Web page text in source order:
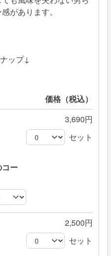
があります。
ップ↓
価格（税込）
コー
3,690円
セット
2,500円
セット